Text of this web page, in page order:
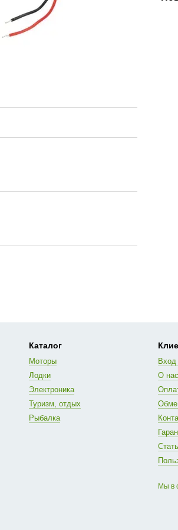
Каталог
Моторы
Лодки
Электроника
Туризм, отдых
Рыбалка
Вход
О нас
Мы в